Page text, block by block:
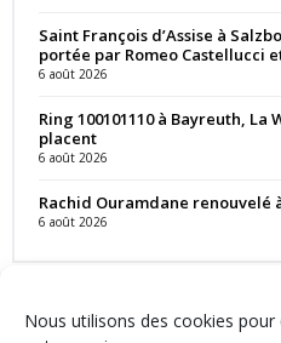
Nous utilisons des cookies
Saint François d’Assise à
portée par Romeo Castellucci
6 août 2026
Ring 100101110 à Bayreuth,
placent
6 août 2026
Rachid Ouramdane renouvelé
6 août 2026